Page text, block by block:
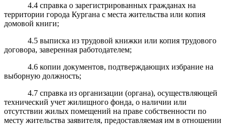
4.4 справка о зарегистрированных гражданах на
территории города Кургана с места жительства или копия
домовой книги;
4.5 выписка из трудовой книжки или копия трудового
договора, заверенная работодателем;
4.6 копии документов, подтверждающих избрание на
выборную должность;
4.7 справка из организации (органа), осуществляющей
технический учет жилищного фонда, о наличии или
отсутствии жилых помещений на праве собственности по
месту жительства заявителя, предоставляемая им в отношении